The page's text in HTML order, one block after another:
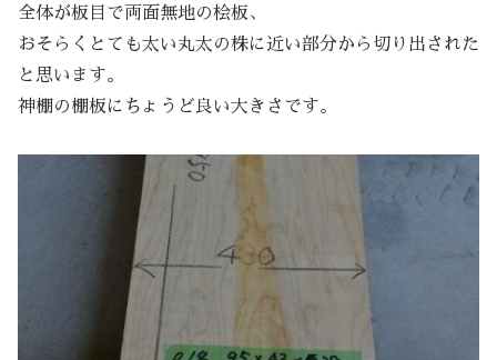
全体が板目で両面無地の桧板、
おそらくとても太い丸太の株に近い部分から切り出された
と思います。
神棚の棚板にちょうど良い大きさです。